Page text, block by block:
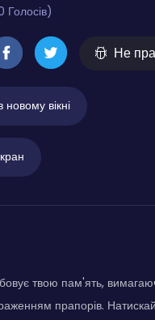
Голосів)
Не
новому вікні
твою пам'ять,
прапорів.